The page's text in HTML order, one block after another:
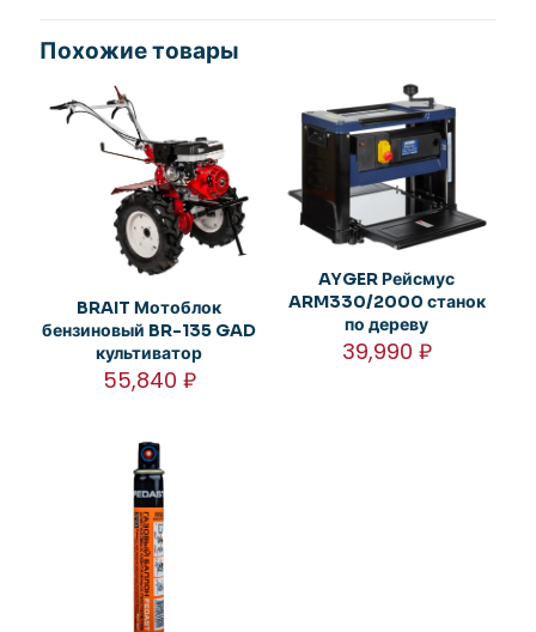
Похожие товары
BRAIT Мотоблок
бензиновый BR-135 GAD
культиватор
55,840 ₽
AYGER Рейсмус
ARM330/2000 станок
по дереву
39,990 ₽